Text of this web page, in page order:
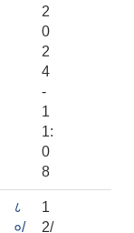
2
0
2
4
-
1
1:
0
8
८
०/
1
2/